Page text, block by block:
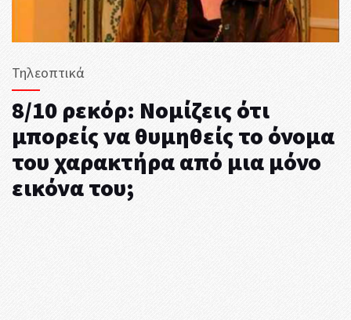
Τηλεοπτικά
8/10 ρεκόρ: Νομίζεις ότι
μπορείς να θυμηθείς το όνομα
του χαρακτήρα από μια μόνο
εικόνα του;